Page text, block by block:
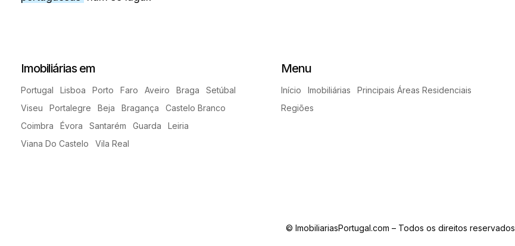
Imobiliárias em
Portugal Lisboa Porto Faro Aveiro Braga
Setúbal
Viseu
Portalegre Beja Bragança
Castelo Branco
Coimbra
Évora Santarém Guarda
Leiria
Viana Do Castelo
Vila Real
Menu
Início Imobiliárias
Principais Áreas Residenciais
Regiões
© ImobiliariasPortugal.com – Todos os direitos reservados